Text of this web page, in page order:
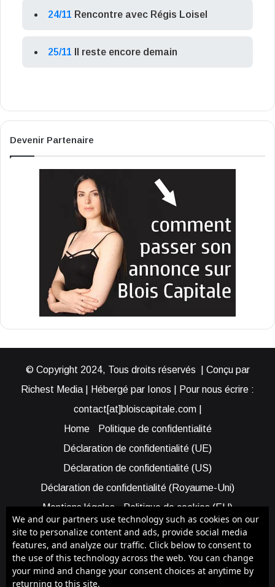
24/11 Rencontre avec Régis Loisel
25/11 Il reste encore demain
Devenir Partenaire
© Copyright 2024, Tous droits réservés | Conçu par
Richest Media | Hébergé par Ionos | Pour nous écrire :
contact[at]bloiscapitale.com |
Home
Politique de confidentialité
Déclaration de confidentialité (UE)
Déclaration de confidentialité (US)
Déclaration de confidentialité (Royaume-Uni)
Mentions légales
Politique de cookies (EU)
Cookie Policy (AUS)
Cookie Policy (US)
Qui sommes-nous ?
Participer à Blois Capitale
Bénéficier d’une assistance
We and our partners use technology such as cookies on our
site to personalize content and ads, provide social media
features, and analyze our traffic. Click below to consent to
the use of this technology across the web. You can change
your mind and change your consent choices at anytime by
returning to this site.